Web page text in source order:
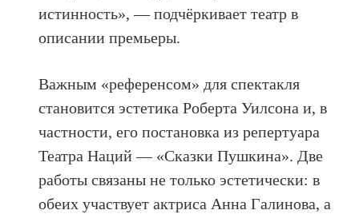
истинность», — подчёркивает театр в
описании премьеры.
Важным «референсом» для спектакля
становится эстетика Роберта Уилсона и, в
частности, его постановка из репертуара
Театра Наций — «Сказки Пушкина». Две
работы связаны не только эстетически: в
обеих участвует актриса Анна Галинова, а